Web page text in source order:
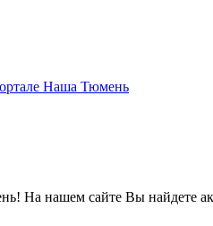
На нашем сайте Вы